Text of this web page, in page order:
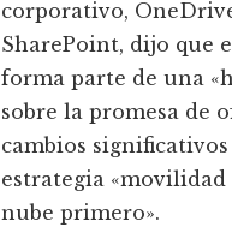
corporativo,
SharePoint, dijo que
forma parte de una
sobre la promesa de
cambios
estrategia
nube primero».